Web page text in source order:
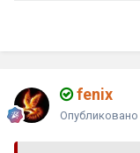
fenix
Опубликовано